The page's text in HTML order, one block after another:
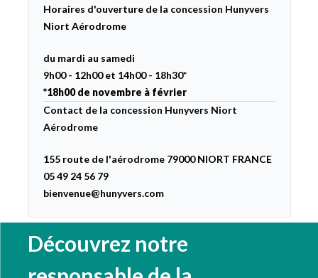
Horaires d'ouverture de la concession Hunyvers
Niort Aérodrome
du mardi au samedi
9h00 - 12h00 et 14h00 - 18h30*
*18h00 de novembre à février
Contact de la concession Hunyvers Niort
Aérodrome
155 route de l'aérodrome 79000 NIORT FRANCE
05 49 24 56 79
bienvenue@hunyvers.com
Découvrez notre